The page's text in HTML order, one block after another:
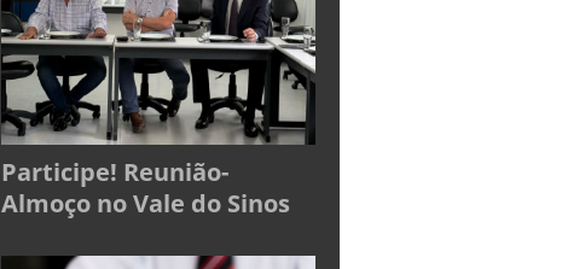
Participe! Reunião-
Almoço no Vale do Sinos